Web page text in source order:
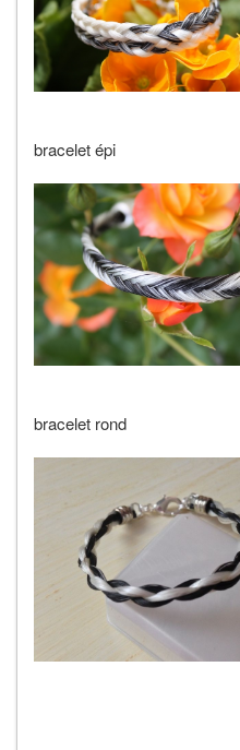
bracelet épi
bracelet rond